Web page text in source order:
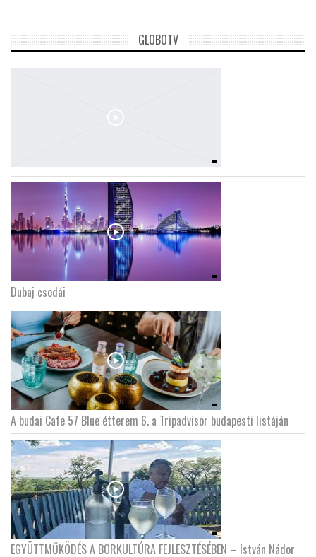
GLOBOTV
Dubaj csodái
A budai Cafe 57 Blue étterem 6. a Tripadvisor budapesti listáján
EGYÜTTMŰKÖDÉS A BORKULTÚRA FEJLESZTÉSÉBEN – István Nádor